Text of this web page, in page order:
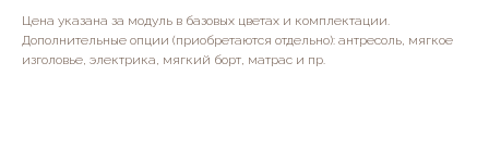
Цена указана за модуль в базовых цветах и комплектации.
Дополнительные опции (приобретаются отдельно): антресоль, мягкое
изголовье, электрика, мягкий борт, матрас и пр.